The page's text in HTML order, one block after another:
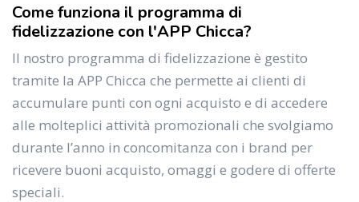
Come funziona il programma di
fidelizzazione con l'APP Chicca?
Il nostro programma di fidelizzazione è gestito
tramite la APP Chicca che permette ai clienti di
accumulare punti con ogni acquisto e di accedere
alle molteplici attività promozionali che svolgiamo
durante l’anno in concomitanza con i brand per
ricevere buoni acquisto, omaggi e godere di offerte
speciali.